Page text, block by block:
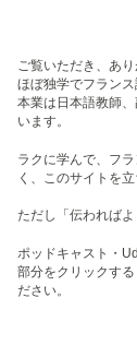
ご覧いただき、あ
ほぼ独学でフランス
本業は日本語教師
います。
ラクに学んで、フ
く、このサイトを立
ただし「伝われば
ポッドキャスト・
部分をクリックす
ださい。